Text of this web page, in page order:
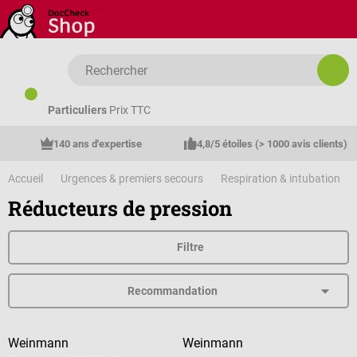
Passer au contenu principal
Particuliers Prix TTC
140 ans d'expertise 4,8/5 étoiles (> 1000 avis clients)
Accueil Urgences & premiers secours Respiration & intubation
Réducteurs de pression
Filtre
Weinmann Weinmann